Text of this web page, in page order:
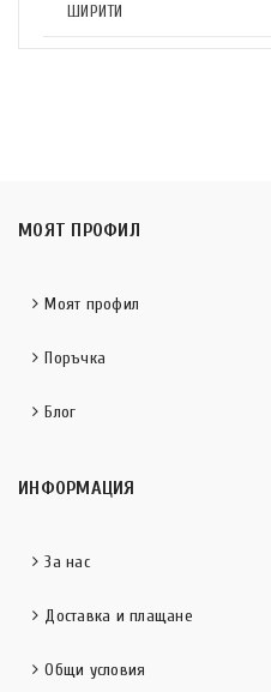
ШИРИТИ
МОЯТ ПРОФИЛ
Моят профил
Поръчка
Блог
ИНФОРМАЦИЯ
За нас
Доставка и плащане
Общи условия